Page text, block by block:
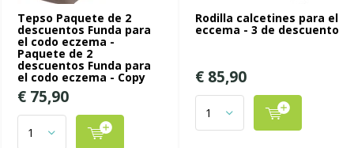
Tepso Paquete de 2
descuentos Funda para
el codo eczema -
Paquete de 2
descuentos Funda para
el codo eczema - Copy
€ 75,90
Rodilla calcetines para el
eccema - 3 de descuento
€ 85,90